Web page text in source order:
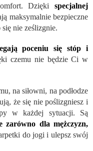
Dzięki specjalnej
maksymalnie bezpieczne
nie ześlizgnie.
poceniu się stóp i
czemu nie będzie Ci w
na siłowni, na podłodze
że się nie poślizgniesz i
w każdej sytuacji. Są
zarówno dla mężczyzn,
do jogi i ulepsz swój